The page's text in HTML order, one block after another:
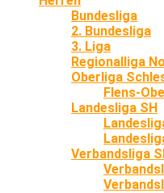
Bundesliga
2. Bundesliga
3. Liga
Regionalliga
Oberliga
Flens-
Landesliga SH
Verbandsliga